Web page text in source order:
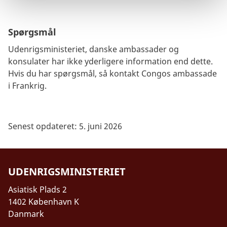
Spørgsmål
Udenrigsministeriet, danske ambassader og
konsulater har ikke yderligere information end dette.
Hvis du har spørgsmål, så kontakt Congos ambassade
i Frankrig.
Senest opdateret: 5. juni 2026
UDENRIGSMINISTERIET
Asiatisk Plads 2
1402 København K
Danmark